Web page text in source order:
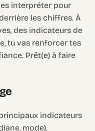
interpréter pour
les chiffres. À
des indicateurs de
tu vas renforcer tes
Prêt(e) à faire
indicateurs
mode).